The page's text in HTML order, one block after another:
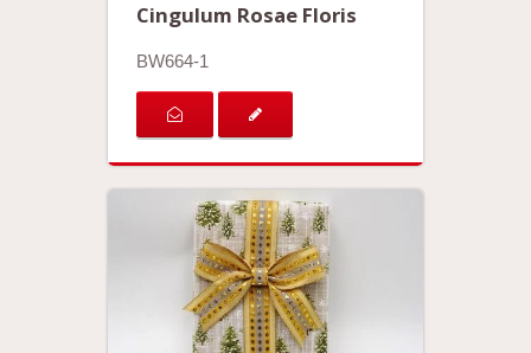
Cingulum Rosae Floris
BW664-1